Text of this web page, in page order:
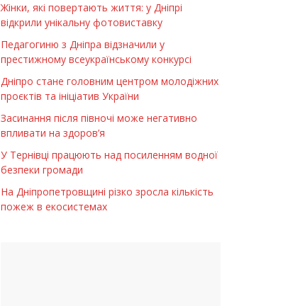
Жінки, які повертають життя: у Дніпрі
відкрили унікальну фотовиставку
Педагогиню з Дніпра відзначили у
престижному всеукраїнському конкурсі
Дніпро стане головним центром молодіжних
проєктів та ініціатив України
Засинання після півночі може негативно
впливати на здоров’я
У Тернівці працюють над посиленням водної
безпеки громади
На Дніпропетровщині різко зросла кількість
пожеж в екосистемах